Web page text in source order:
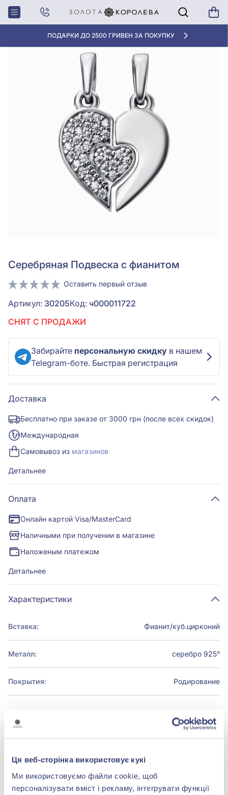
Ця веб-сторінка використовує кукі
Ми використовуємо файли cookie, щоб
персоналізувати вміст і рекламу, інтегрувати функції
ПОДАРКИ ДО 2500 ГРИВЕН ЗА ПОКУПКУ
Главная Серебряная Подвеска с фианитом
Серебряная Подвеска с фианитом
Оставить первый отзыв
Артикул: 30205Код: ч000011722
СНЯТ С ПРОДАЖИ
Забирайте персональную скидку в нашем
Telegram-боте. Быстрая регистрация
Доставка
Бесплатно при заказе от 3000 грн (после всех скидок)
Международная
Самовывоз из магазинов
Детальнее
Оплата
Онлайн картой Visa/MasterCard
Наличными при получении в магазине
Наложеным платежом
Детальнее
Характеристики
Вставка: Фианит/куб.цирконий
Металл: серебро 925°
Покрытия: Родирование